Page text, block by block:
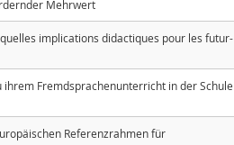
Mehrwert
implications didactiques pour les futur-
Fremdsprachenunterricht in der Schule
Referenzrahmen für